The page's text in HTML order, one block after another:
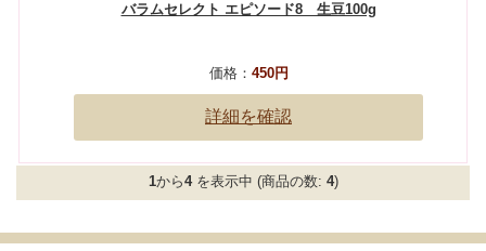
バラムセレクト エピソード8 生豆100g
価格： 450円
詳細を確認
1から4を表示中 (商品の数: 4)